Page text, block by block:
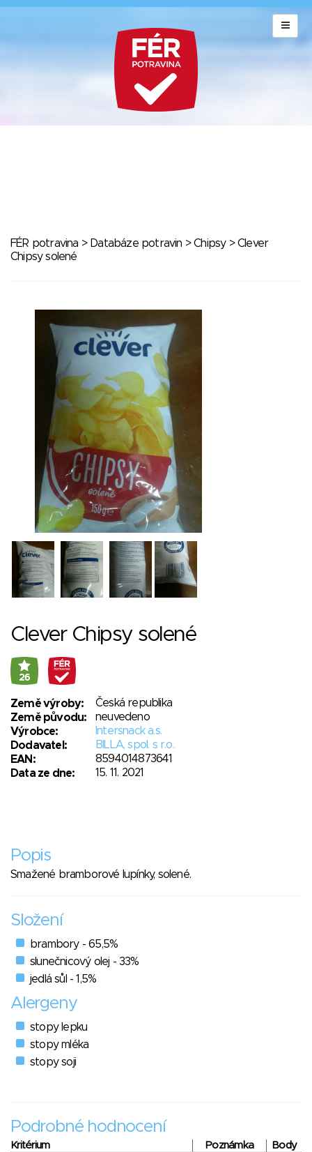
FÉR potravina > Databáze potravin >Chipsy> Clever
Chipsy solené
Clever Chipsy solené
26
Země výroby:
Česká republika
Země původu:
neuvedeno
Výrobce:
Intersnack a.s.
Dodavatel:
BILLA, spol. s r.o.
EAN:
8594014873641
Data ze dne:
15. 11. 2021
Popis
Smažené bramborové lupínky, solené.
Složení
brambory - 65,5%
slunečnicový olej - 33%
jedlá sůl - 1,5%
Alergeny
stopy lepku
stopy mléka
stopy soji
Podrobné hodnocení
Kritérium Poznámka
Body